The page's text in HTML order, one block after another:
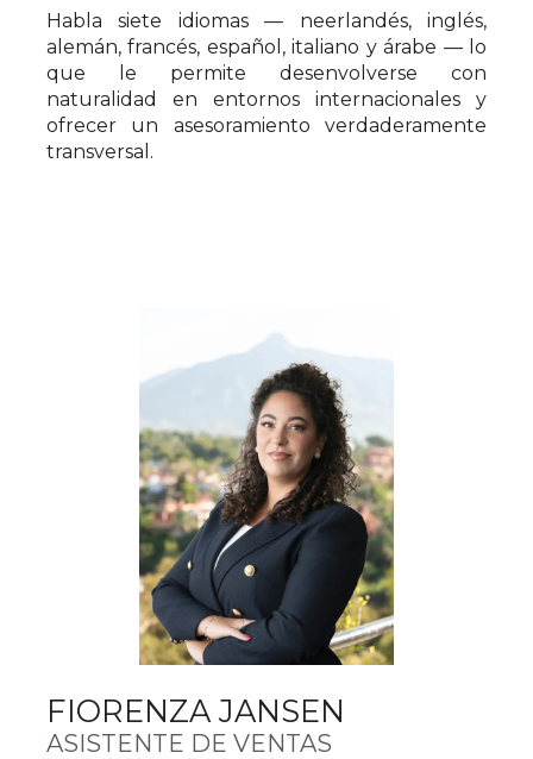
Habla siete idiomas — neerlandés, inglés,
alemán, francés, español, italiano y árabe — lo
que le permite desenvolverse con
naturalidad en entornos internacionales y
ofrecer un asesoramiento verdaderamente
transversal.
FIORENZA JANSEN
ASISTENTE DE VENTAS